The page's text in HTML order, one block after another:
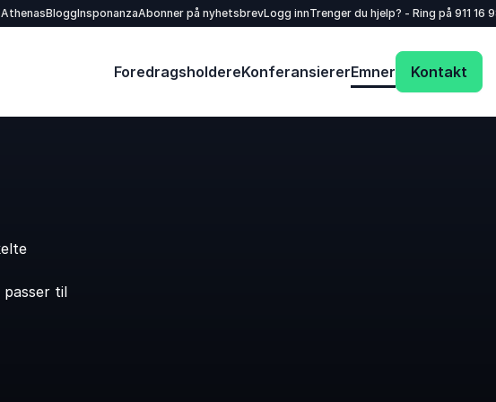
BloggInsponanzaAbonner på nyhetsbrevLogg innTrenger du hjelp? - Ring på 911 16
ForedragsholdereKonferansiererEmner Kontakt
til